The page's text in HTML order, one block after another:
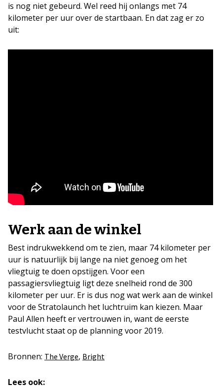
is nog niet gebeurd. Wel reed hij onlangs met 74
kilometer per uur over de startbaan. En dat zag er zo
uit:
Werk aan de winkel
Best indrukwekkend om te zien, maar 74 kilometer per
uur is natuurlijk bij lange na niet genoeg om het
vliegtuig te doen opstijgen. Voor een
passagiersvliegtuig ligt deze snelheid rond de 300
kilometer per uur. Er is dus nog wat werk aan de winkel
voor de Stratolaunch het luchtruim kan kiezen. Maar
Paul Allen heeft er vertrouwen in, want de eerste
testvlucht staat op de planning voor 2019.
Bronnen: The Verge, Bright
Lees ook: